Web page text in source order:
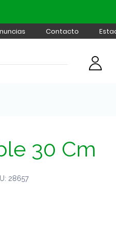
Contacto
30 Cm
28657